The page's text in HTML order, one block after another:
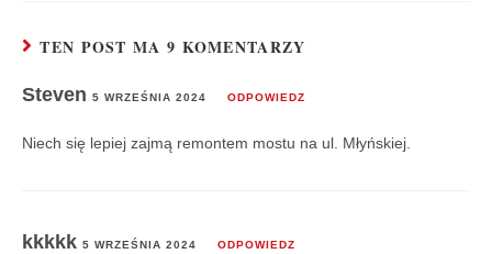
TEN POST MA 9 KOMENTARZY
Steven 5 WRZEŚNIA 2024 ODPOWIEDZ
Niech się lepiej zajmą remontem mostu na ul. Młyńskiej.
kkkkk 5 WRZEŚNIA 2024 ODPOWIEDZ